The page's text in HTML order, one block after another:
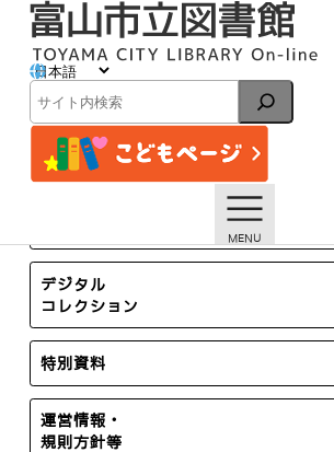
検
索
トップページ 八尾図書館ほんの森
デジタル
コレクション
特別資料
運営情報・
規則方針等